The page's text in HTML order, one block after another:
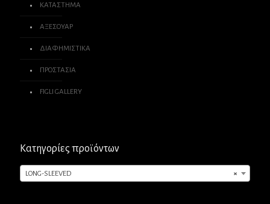
ΚΑΤΑΣΤΗΜΑ
ΑΞΕΣΟΥΑΡ
ΔΙΑΦΗΜΙΣΤΙΚΑ
ΠΡΟΣΤΑΣΙΑ
FIGLI GALLERY
Κατηγορίες προϊόντων
×
LONG-SLEEVED